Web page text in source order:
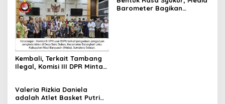
Kembali, Terkait Tambang
Ilegal, Komisi III DPR Minta
Batubara di Sumsel
Barometer Bagikan
Valeria Rizkia Daniela
adalah Atlet Basket Putri